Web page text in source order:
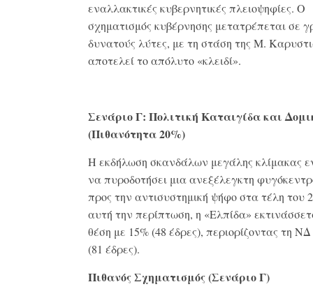
εναλλακτικές κυβερνητικές πλειοψηφίες. Ο
σχηματισμός κυβέρνησης μετατρέπεται σε
δυνατούς λύτες, με τη στάση της Μ.
αποτελεί το απόλυτο «κλειδί».
Σενάριο Γ: Πολιτική Καταιγίδα και
(Πιθανότητα 20%)
Η εκδήλωση σκανδάλων μεγάλης κλίμακας
να πυροδοτήσει μια ανεξέλεγκτη
προς την αντισυστημική ψήφο στα τέλη του
αυτή την περίπτωση, η «Ελπίδα»
θέση με 15% (48 έδρες), περιορίζοντας τη
(81 έδρες).
Πιθανός Σχηματισμός (Σενάριο Γ)